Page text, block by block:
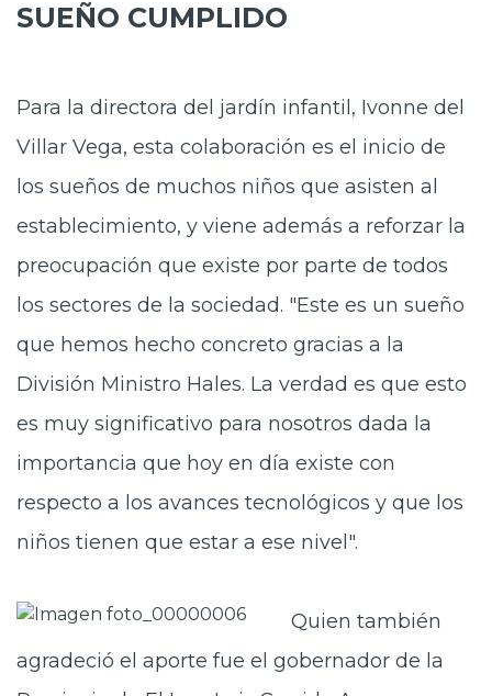
SUEÑO CUMPLIDO
Para la directora del jardín infantil, Ivonne del
Villar Vega, esta colaboración es el inicio de
los sueños de muchos niños que asisten al
establecimiento, y viene además a reforzar la
preocupación que existe por parte de todos
los sectores de la sociedad. "Este es un sueño
que hemos hecho concreto gracias a la
División Ministro Hales. La verdad es que esto
es muy significativo para nosotros dada la
importancia que hoy en día existe con
respecto a los avances tecnológicos y que los
niños tienen que estar a ese nivel".
Quien también
agradeció el aporte fue el gobernador de la